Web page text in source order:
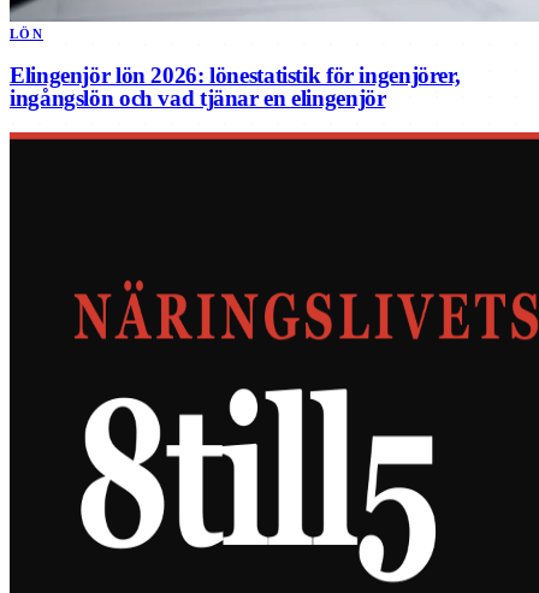
LÖN
Elingenjör lön 2026: lönestatistik för ingenjörer,
ingångslön och vad tjänar en elingenjör